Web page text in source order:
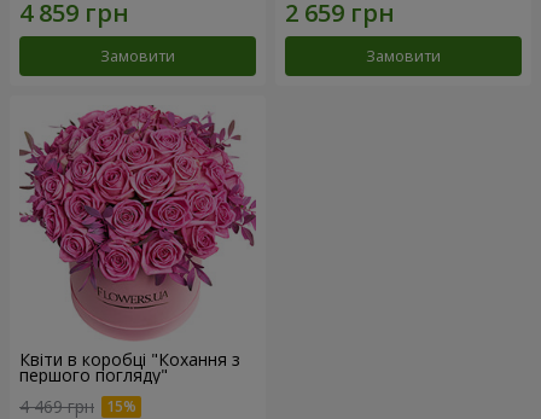
Замовити Замовити
Квіти в коробці "Кохання з
першого погляду"
4 469 грн